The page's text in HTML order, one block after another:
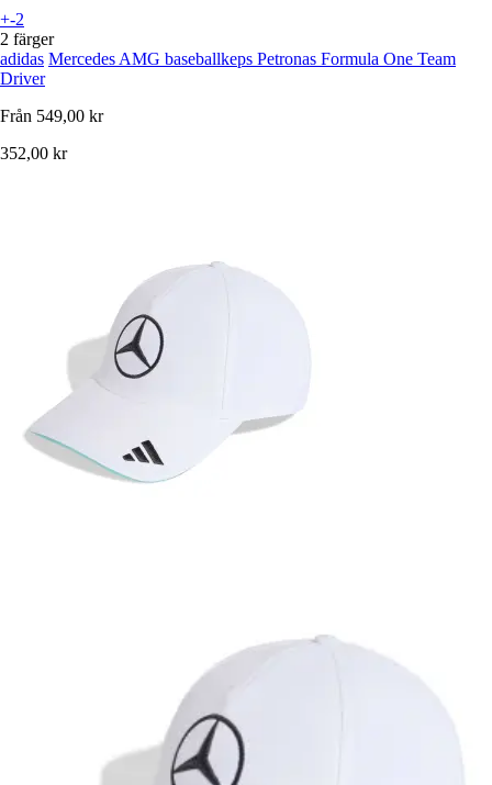
+-2
2 färger
adidas Mercedes AMG baseballkeps Petronas Formula One Team
Driver
Från 549,00 kr
352,00 kr